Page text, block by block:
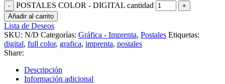
POSTALES COLOR - DIGITAL cantidad
Añadir al carrito
Lista de Deseos
SKU: N/D Categorías: Gráfica - Imprenta, Postales Etiquetas:
digital, full color, grafica, imprenta, postales
Share:
Descripción
Información adicional